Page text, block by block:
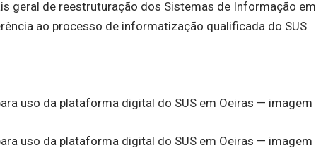
geral de reestruturação dos Sistemas de Informação em
ao processo de informatização qualificada do SUS